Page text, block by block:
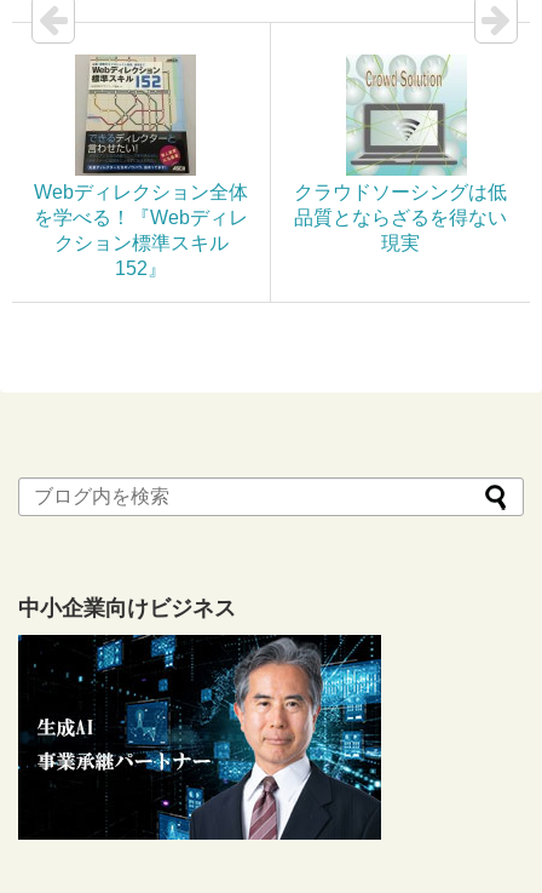
Webディレクション全体
を学べる！『Webディレ
クション標準スキル
152』
クラウドソーシングは低
品質とならざるを得ない
現実
中小企業向けビジネス